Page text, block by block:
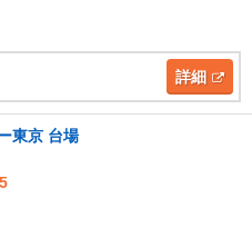
詳細
東京 台場